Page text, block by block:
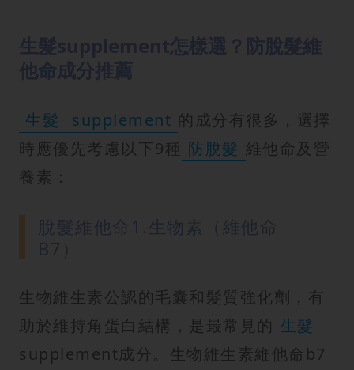
生髮 supplement 的成分有很多，選擇
時應優先考慮以下9種 防脫髮 維他命及營
養素：
生物維生素公認的毛囊和髮質強化劑，有
助於維持角蛋白結構，是最常見的 生髮
supplement成分。生物維生素維他命b7